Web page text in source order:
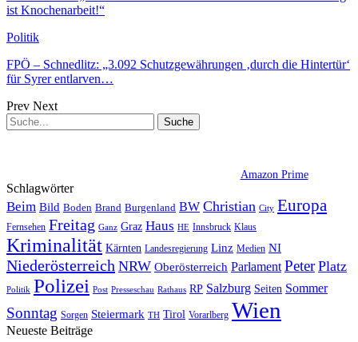
ist Knochenarbeit!“
Politik
FPÖ – Schnedlitz: „3.092 Schutzgewährungen ‚durch die Hintertür‘
für Syrer entlarven…
Prev Next
Amazon Prime
Schlagwörter
Beim Bild Boden Brand Burgenland BW Christian City Europa
Fernsehen Freitag Ganz Graz Haus HE Innsbruck Klaus
Kriminalität Kärnten Landesregierung Linz Medien NI
Niederösterreich NRW Oberösterreich Parlament Peter Platz
Politik Polizei Post Presseschau Rathaus RP Salzburg Seiten Sommer
Sonntag Sorgen Steiermark TH Tirol Vorarlberg Wien
Neueste Beiträge